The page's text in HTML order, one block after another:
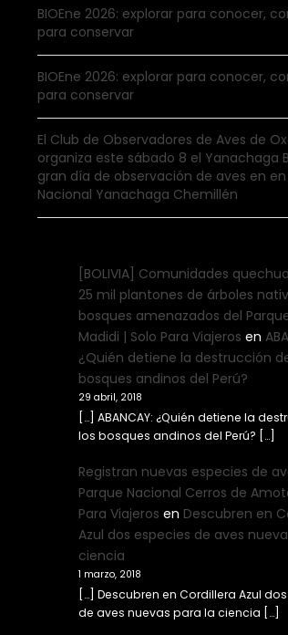
BIOEne 2026: explorar para conocer,
para conservar
BIOEne 2026: explorar para conocer,
para conservar
El Club de Observadores de Aves de
organiza este sábado 8 el Yanachaga
gran día de observación de aves en en
Nacional Yanachaga Chemillén
[BOLIVIA] Comunidades
25 mil plantones de árboles
bosques amenazados del
Madidi | Solo Para Viajeros en
¿Quién detiene la destrucción
bosques andinos del Perú?
29 abril, 2018
[…] ABANCAY: ¿Quién detiene la
los bosques andinos del Perú? […]
Registran nuevas especies de
Parque Nacional Cerros de
Para Viajeros en Descubren en
Azul dos especies de aves
ciencia
1 marzo, 2018
[…] Descubren en Cordillera Azul
de aves nuevas para la ciencia […]